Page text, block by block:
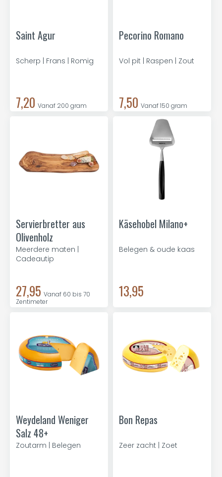
Saint Agur
Scherp | Frans | Romig
7,20 Vanaf 200 gram
Pecorino Romano
Vol pit | Raspen | Zout
7,50 Vanaf 150 gram
Servierbretter aus
Olivenholz
Meerdere maten |
Cadeautip
27,95 Vanaf 60 bis 70
Zentimeter
Käsehobel Milano+
Belegen & oude kaas
13,95
Weydeland Weniger
Salz 48+
Zoutarm | Belegen
Bon Repas
Zeer zacht | Zoet